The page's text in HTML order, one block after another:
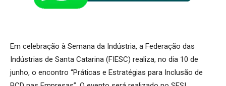
Em celebração à Semana da Indústria, a Federação das
Indústrias de Santa Catarina (FIESC) realiza, no dia 10 de
junho, o encontro “Práticas e Estratégias para Inclusão de